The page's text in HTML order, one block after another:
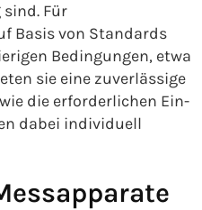
Für
Basis von Standards
Bedingungen, etwa
sie eine zuverlässige
die erforderlichen Ein-
dabei individuell